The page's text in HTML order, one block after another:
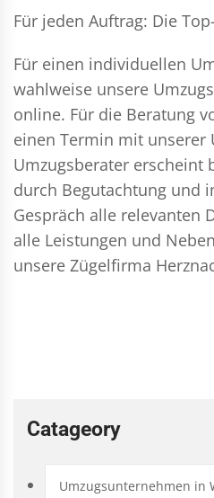
Für jeden Auftrag: Die
Für einen individuellen
wahlweise unsere
online. Für die Beratung
einen Termin mit unserer
Umzugsberater erscheint
durch Begutachtung und
Gespräch alle relevanten
alle Leistungen und
unsere Zügelfirma
Catageory
Umzugsunternehmen in